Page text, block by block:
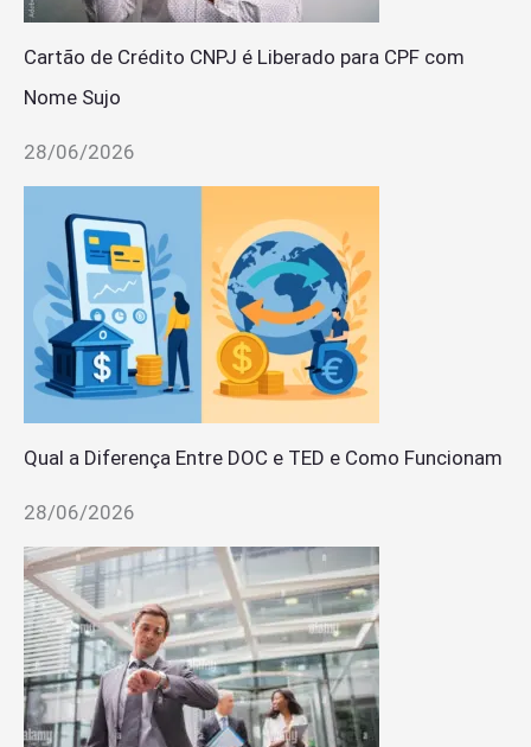
Cartão de Crédito CNPJ é Liberado para CPF com
Nome Sujo
28/06/2026
Qual a Diferença Entre DOC e TED e Como Funcionam
28/06/2026